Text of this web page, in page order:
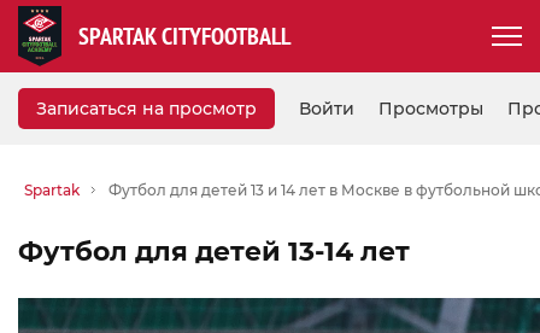
SPARTAK CITYFOOTBALL
Записаться на просмотр Просмотры
Войти
Spartak Футбол для детей 13 и 14 лет в Москве в футбольной
Футбол для детей 13-14 лет